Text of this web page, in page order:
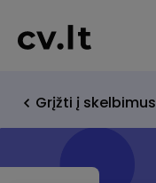
Grįžti į skelbimus